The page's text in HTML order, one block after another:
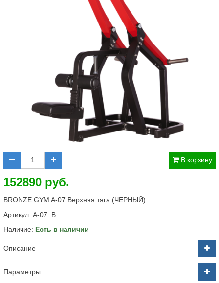
В корзину
152890 руб.
BRONZE GYM A-07 Верхняя тяга (ЧЕРНЫЙ)
Артикул: A-07_B
Наличие: Есть в наличии
Описание
Параметры